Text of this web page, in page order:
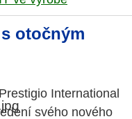
otočným
International
svého nového